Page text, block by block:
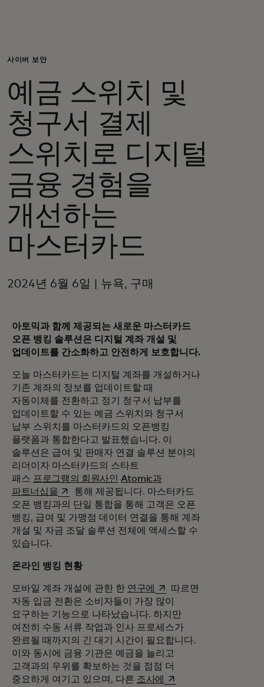
비즈니스 고객
모두를 위한 가치
이노베이터
뉴스 & 인사이트
사이버 보안
예금 스위치 및
청구서 결제
스위치로 디지털
금융 경험을
개선하는
마스터카드
2024년 6월 6일 | 뉴욕, 구매
아토믹과 함께 제공되는 새로운 마스터카드
오픈 뱅킹 솔루션은 디지털 계좌 개설 및
업데이트를 간소화하고 안전하게 보호합니다.
오늘 마스터카드는 디지털 계좌를 개설하거나
기존 계좌의 정보를 업데이트할 때
자동이체를 전환하고 정기 청구서 납부를
업데이트할 수 있는 예금 스위치와 청구서
납부 스위치를 마스터카드의 오픈뱅킹
플랫폼과 통합한다고 발표했습니다. 이
솔루션은 급여 및 판매자 연결 솔루션 분야의
리더이자 마스터카드의 스타트
패스 프로그램의 회원사인
Atomic과
파트너십을새 탭에서 열림
통해 제공됩니다. 마스터카드
오픈 뱅킹과의 단일 통합을 통해 고객은 오픈
뱅킹, 급여 및 가맹점 데이터 연결을 통해 계좌
개설 및 자금 조달 솔루션 전체에 액세스할 수
있습니다.
온라인 뱅킹 현황
모바일 계좌 개설에 관한 한 연구에 새 탭에서 열림
따르면
자동 입금 전환은 소비자들이 가장 많이
요구하는 기능으로 나타났습니다. 하지만
여전히 수동 서류 작업과 인사 프로세스가
완료될 때까지의 긴 대기 시간이 필요합니다.
이와 동시에 금융 기관은 예금을 늘리고
고객과의 우위를 확보하는 것을 점점 더
중요하게 여기고 있으며, 다른 조사에
새 탭에서 열림